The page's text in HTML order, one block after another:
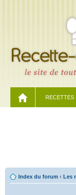
RECETTES
Index du forum ‹ Les